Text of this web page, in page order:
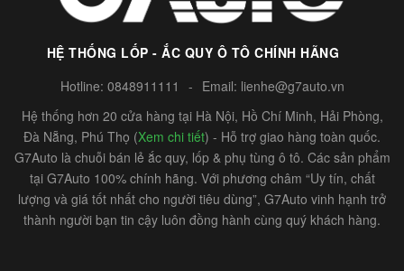
HỆ THỐNG LỐP - ẮC QUY Ô TÔ CHÍNH HÃNG
Hotline: 0848911111 - Email: lienhe@g7auto.vn
Hệ thống hơn 20 cửa hàng tại Hà Nội, Hồ Chí Minh, Hải Phòng,
Đà Nẵng, Phú Thọ (Xem chi tiết) - Hỗ trợ giao hàng toàn quốc.
G7Auto là chuỗi bán lẻ ắc quy, lốp & phụ tùng ô tô. Các sản phẩm
tại G7Auto 100% chính hãng. Với phương châm “Uy tín, chất
lượng và giá tốt nhất cho người tiêu dùng”, G7Auto vinh hạnh trở
thành người bạn tin cậy luôn đồng hành cùng quý khách hàng.